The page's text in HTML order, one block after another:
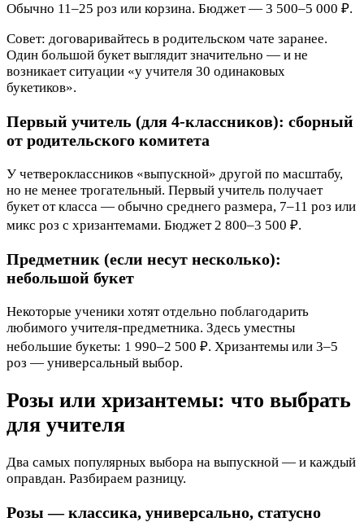
Обычно 11–25 роз или корзина. Бюджет — 3 500–5 000 ₽.
Совет: договаривайтесь в родительском чате заранее.
Один большой букет выглядит значительно — и не
возникает ситуации «у учителя 30 одинаковых
букетиков».
Первый учитель (для 4-классников): сборный
от родительского комитета
У четвероклассников «выпускной» другой по масштабу,
но не менее трогательный. Первый учитель получает
букет от класса — обычно среднего размера, 7–11 роз или
микс роз с хризантемами. Бюджет 2 800–3 500 ₽.
Предметник (если несут несколько):
небольшой букет
Некоторые ученики хотят отдельно поблагодарить
любимого учителя-предметника. Здесь уместны
небольшие букеты: 1 990–2 500 ₽. Хризантемы или 3–5
роз — универсальный выбор.
Розы или хризантемы: что выбрать
для учителя
Два самых популярных выбора на выпускной — и каждый
оправдан. Разбираем разницу.
Розы — классика, универсально, статусно